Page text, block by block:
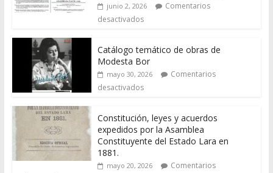
junio 2, 2026
Comentarios
desactivados
Catálogo temático de obras de
Modesta Bor
mayo 30, 2026
Comentarios
desactivados
Constitución, leyes y acuerdos
expedidos por la Asamblea
Constituyente del Estado Lara en
1881.
mayo 20, 2026
Comentarios